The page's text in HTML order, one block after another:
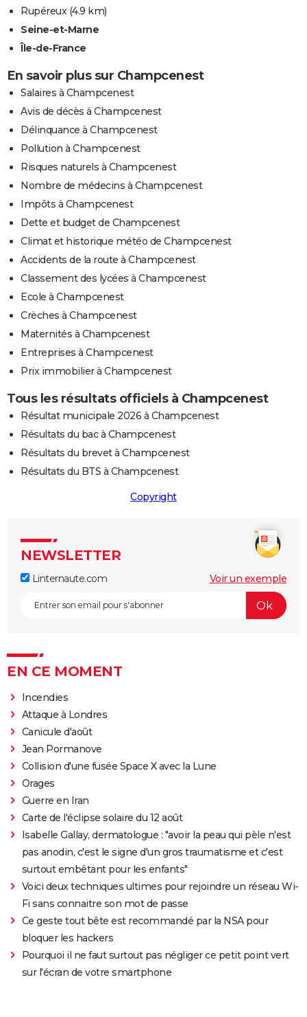
Rupéreux(4.9 km)
Seine-et-Marne
Île-de-France
En savoir plus sur Champcenest
Salaires à Champcenest
Avis de décès à Champcenest
Délinquance à Champcenest
Pollution à Champcenest
Risques naturels à Champcenest
Nombre de médecins à Champcenest
Impôts à Champcenest
Dette et budget de Champcenest
Climat et historique météo de Champcenest
Accidents de la route à Champcenest
Classement des lycées à Champcenest
Ecole à Champcenest
Crèches à Champcenest
Maternités à Champcenest
Entreprises à Champcenest
Prix immobilier à Champcenest
Tous les résultats officiels à Champcenest
Résultat municipale 2026 à Champcenest
Résultats du bac à Champcenest
Résultats du brevet à Champcenest
Résultats du BTS à Champcenest
Copyright
NEWSLETTER
Linternaute.com Voir un exemple
EN CE MOMENT
Incendies
Attaque à Londres
Canicule d'août
Jean Pormanove
Collision d'une fusée Space X avec la Lune
Orages
Guerre en Iran
Carte de l'éclipse solaire du 12 août
Isabelle Gallay, dermatologue : "avoir la peau qui pèle n'est
pas anodin, c'est le signe d'un gros traumatisme et c'est
surtout embêtant pour les enfants"
Voici deux techniques ultimes pour rejoindre un réseau Wi-
Fi sans connaitre son mot de passe
Ce geste tout bête est recommandé par la NSA pour
bloquer les hackers
Pourquoi il ne faut surtout pas négliger ce petit point vert
sur l'écran de votre smartphone